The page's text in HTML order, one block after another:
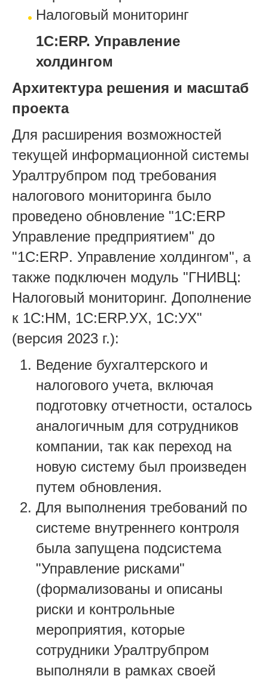
Налоговый мониторинг
1С:ERP. Управление
холдингом
Архитектура решения и масштаб
проекта
Для расширения возможностей
текущей информационной системы
Уралтрубпром под требования
налогового мониторинга было
проведено обновление "1С:ERP
Управление предприятием" до
"1С:ERP. Управление холдингом", а
также подключен модуль "ГНИВЦ:
Налоговый мониторинг. Дополнение
к 1С:НМ, 1С:ERP.УХ, 1С:УХ"
(версия 2023 г.):
Ведение бухгалтерского и
налогового учета, включая
подготовку отчетности, осталось
аналогичным для сотрудников
компании, так как переход на
новую систему был произведен
путем обновления.
Для выполнения требований по
системе внутреннего контроля
была запущена подсистема
"Управление рисками"
(формализованы и описаны
риски и контрольные
мероприятия, которые
сотрудники Уралтрубпром
выполняли в рамках своей